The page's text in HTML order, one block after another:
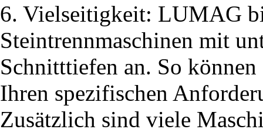
6. Vielseitigkeit: LUMAG
Steintrennmaschinen mit
Schnitttiefen an. So
Ihren spezifischen
Zusätzlich sind viele